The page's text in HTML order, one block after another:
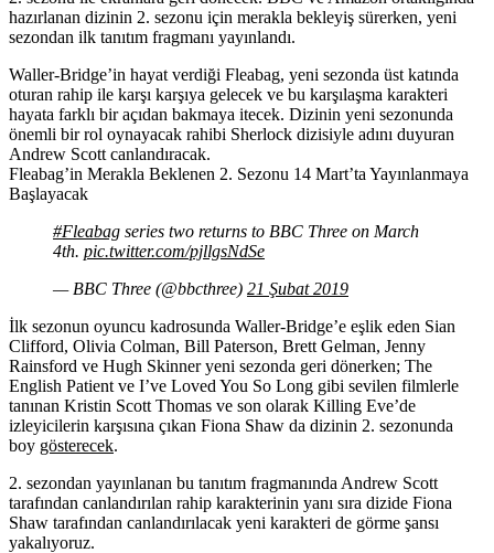
hazırlanan dizinin 2. sezonu için merakla bekleyiş sürerken, yeni
sezondan ilk tanıtım fragmanı yayınlandı.
Waller-Bridge’in hayat verdiği Fleabag, yeni sezonda üst katında
oturan rahip ile karşı karşıya gelecek ve bu karşılaşma karakteri
hayata farklı bir açıdan bakmaya itecek. Dizinin yeni sezonunda
önemli bir rol oynayacak rahibi Sherlock dizisiyle adını duyuran
Andrew Scott canlandıracak.
Fleabag’in Merakla Beklenen 2. Sezonu 14 Mart’ta Yayınlanmaya
Başlayacak
#Fleabag series two returns to BBC Three on March
4th. pic.twitter.com/pjllgsNdSe
— BBC Three (@bbcthree) 21 Şubat 2019
İlk sezonun oyuncu kadrosunda Waller-Bridge’e eşlik eden Sian
Clifford, Olivia Colman, Bill Paterson, Brett Gelman, Jenny
Rainsford ve Hugh Skinner yeni sezonda geri dönerken; The
English Patient ve I’ve Loved You So Long gibi sevilen filmlerle
tanınan Kristin Scott Thomas ve son olarak Killing Eve’de
izleyicilerin karşısına çıkan Fiona Shaw da dizinin 2. sezonunda
boy gösterecek.
2. sezondan yayınlanan bu tanıtım fragmanında Andrew Scott
tarafından canlandırılan rahip karakterinin yanı sıra dizide Fiona
Shaw tarafından canlandırılacak yeni karakteri de görme şansı
yakalıyoruz.